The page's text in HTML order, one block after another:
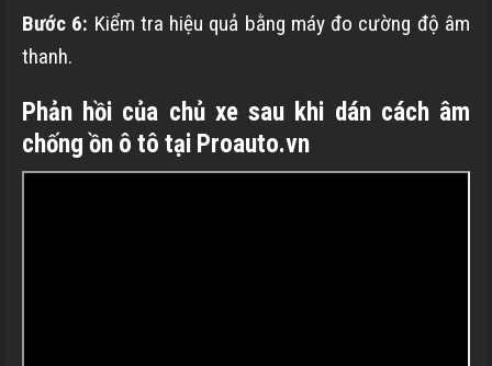
Bước 6: Kiểm tra hiệu quả bằng máy đo cường độ âm
thanh.
Phản hồi của chủ xe sau khi dán cách âm
chống ồn ô tô tại Proauto.vn